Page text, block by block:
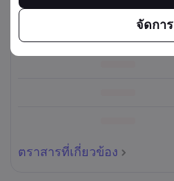
สินทรัพย์
ตราสารที่เกี่ยวข้อง
จัดการ